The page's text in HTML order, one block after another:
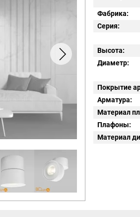
Фабрика:
Серия:
Высота:
Диаметр:
Покрытие
Арматура:
Материал
Плафоны:
Материал